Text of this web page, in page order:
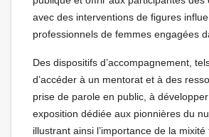
avec des interventions de figures
professionnels de femmes engagées
Des dispositifs d’accompagnement,
d’accéder à un mentorat et à des
prise de parole en public, à
exposition dédiée aux pionnières du
illustrant ainsi l’importance de la